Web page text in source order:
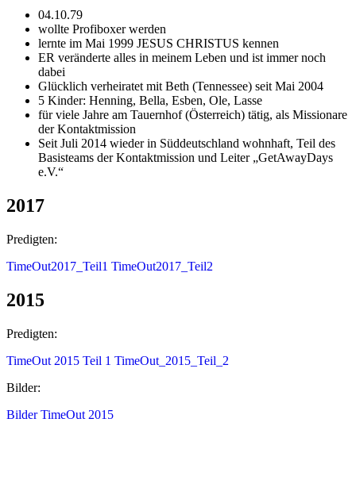
04.10.79
wollte Profiboxer werden
lernte im Mai 1999 JESUS CHRISTUS kennen
ER veränderte alles in meinem Leben und ist immer noch
dabei
Glücklich verheiratet mit Beth (Tennessee) seit Mai 2004
5 Kinder: Henning, Bella, Esben, Ole, Lasse
für viele Jahre am Tauernhof (Österreich) tätig, als Missionare
der Kontaktmission
Seit Juli 2014 wieder in Süddeutschland wohnhaft, Teil des
Basisteams der Kontaktmission und Leiter „GetAwayDays
e.V.“
2017
Predigten:
TimeOut2017_Teil1 TimeOut2017_Teil2
2015
Predigten:
TimeOut 2015 Teil 1 TimeOut_2015_Teil_2
Bilder:
Bilder TimeOut 2015